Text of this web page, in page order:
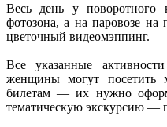
Весь день у поворотного
фотозона, а на паровозе на
цветочный видеомэппинг.
Все указанные
женщины могут посетить
билетам — их нужно
тематическую экскурсию —